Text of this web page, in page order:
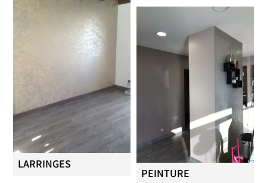
LARRINGES
PEINTURE